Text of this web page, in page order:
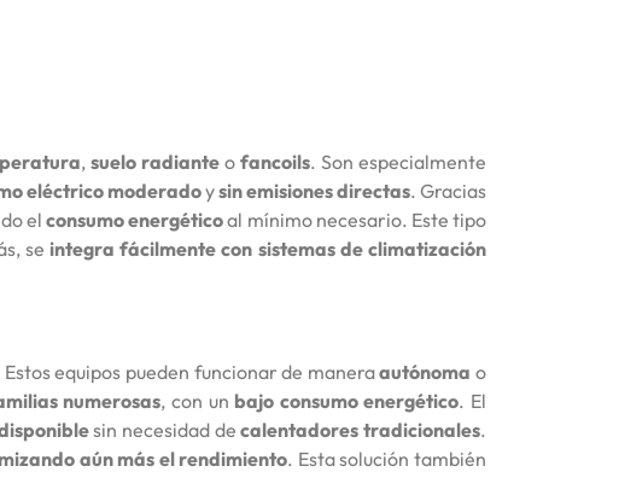
,suelo radiante ofancoils. Son especialmente
eléctrico moderadoysin emisiones directas. Gracias
elconsumo energéticoal mínimo necesario. Este tipo
se integra fácilmente con sistemas de climatización
Estos equipos pueden funcionar de maneraautónoma o
numerosas, con un bajo consumo energético. El
sin necesidad decalentadores tradicionales.
aún más el rendimiento. Esta solución también